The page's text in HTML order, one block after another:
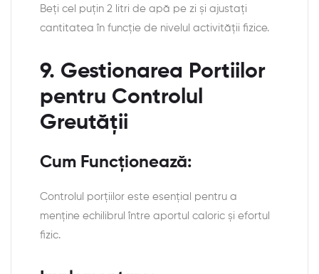
Beți cel puțin 2 litri de apă pe zi și ajustați
cantitatea în funcție de nivelul activității fizice.
9. Gestionarea Portiilor
pentru Controlul
Greutății
Cum Funcționează:
Controlul porțiilor este esențial pentru a
menține echilibrul între aportul caloric și efortul
fizic.